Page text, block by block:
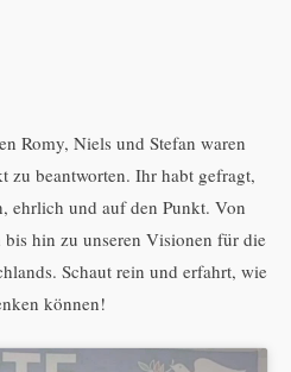
Romy, Niels und Stefan waren
zu beantworten. Ihr habt gefragt,
ehrlich und auf den Punkt. Von
hin zu unseren Visionen für die
Schaut rein und erfahrt, wie
können!